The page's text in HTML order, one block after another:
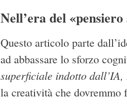
Nell’era del
Questo articolo parte
ad abbassare lo sforzo
superficiale indotto
la creatività che dovremmo